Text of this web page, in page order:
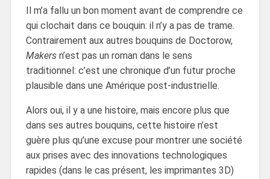
Il m’a fallu un bon moment avant de comprendre ce
qui clochait dans ce bouquin: il n’y a pas de trame.
Contrairement aux autres bouquins de Doctorow,
Makersn’est pas un roman dans le sens
traditionnel: c’est une chronique d’un futur proche
plausible dans une Amérique post-industrielle.
Alors oui, il y a une histoire, mais encore plus que
dans ses autres bouquins, cette histoire n’est
guère plus qu’une excuse pour montrer une société
aux prises avec des innovations technologiques
rapides (dans le cas présent, les imprimantes 3D)